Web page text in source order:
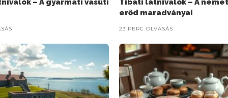
– A gyarmati vasúti
Tibati látnivalók – A
erőd maradványai
23 PERC OLVASÁS